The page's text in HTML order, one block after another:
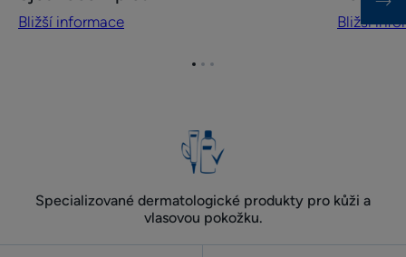
Sjednocení
Bližší informace
Péče
Bližší
Přejít
Přejít
Přejít
Specializované dermatologické produkty pro kůži a
vlasovou pokožku.